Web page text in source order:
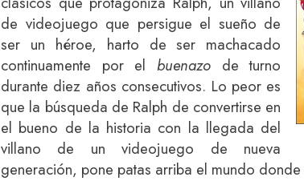
de videojuego que persigue el sueño de
ser un héroe, harto de ser machacado
continuamente por el buenazo de turno
durante diez años consecutivos. Lo peor es
que la búsqueda de Ralph de convertirse en
el bueno de la historia con la llegada del
villano de un videojuego de nueva
generación, pone patas arriba el mundo donde